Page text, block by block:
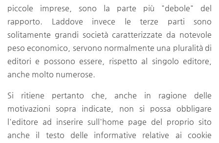
piccole imprese, sono la parte più "debole" del
rapporto. Laddove invece le terze parti sono
solitamente grandi società caratterizzate da notevole
peso economico, servono normalmente una pluralità di
editori e possono essere, rispetto al singolo editore,
anche molto numerose.
Si ritiene pertanto che, anche in ragione delle
motivazioni sopra indicate, non si possa obbligare
l'editore ad inserire sull'home page del proprio sito
anche il testo delle informative relative ai cookie